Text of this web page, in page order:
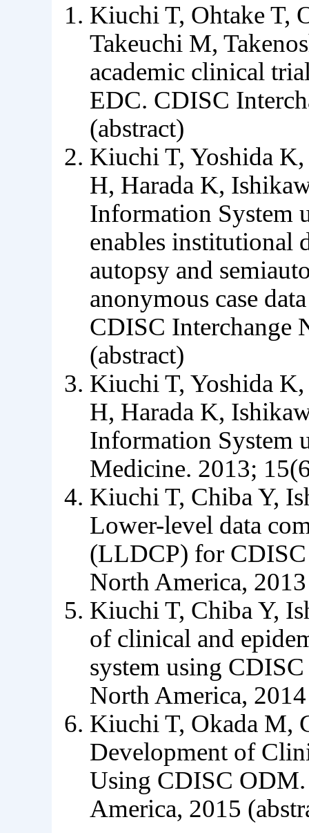
Kiuchi T, Ohtake T,
Takeuchi M,
academic clinical
EDC. CDISC
(abstract)
Kiuchi T, Yoshida
H, Harada K,
Information System
enables institutional
autopsy and
anonymous case
CDISC Interchange
(abstract)
Kiuchi T, Yoshida
H, Harada K,
Information System
Medicine. 2013;
Kiuchi T, Chiba Y,
Lower-level data
(LLDCP) for
North America,
Kiuchi T, Chiba Y,
of clinical and
system using
North America,
Kiuchi T, Okada M,
Development of
Using CDISC
America, 2015